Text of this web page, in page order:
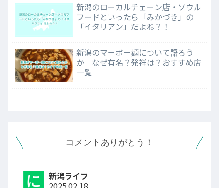
新潟のローカルチェーン店・ソウル
フードといったら「みかづき」の
「イタリアン」だよね？！
新潟のマーボー麺について語ろう
か なぜ有名？発祥は？おすすめ店
一覧
コメントありがとう！
新潟ライフ
2025.02.18